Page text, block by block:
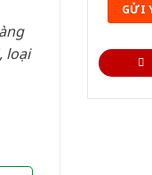
loại